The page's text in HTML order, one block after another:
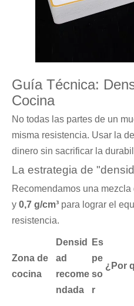
Guía Técnica:
Cocina
No todas las partes de un
misma resistencia. Usar la
dinero sin sacrificar la
La estrategia de
Recomendamos una
y 0,7 g/cm³ para lograr el
resistencia.
Zona de
cocina
Densid
ad
recome
ndada
Es
pe
so
r
¿Por